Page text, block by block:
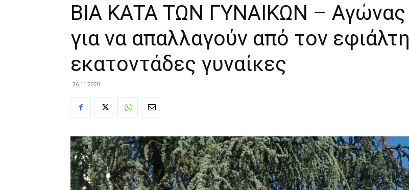
ΒΙΑ ΚΑΤΑ ΤΩΝ ΓΥΝΑΙΚΩΝ – Αγώνας
για να απαλλαγούν από τον εφιάλτη
εκατοντάδες γυναίκες
26.11.2020